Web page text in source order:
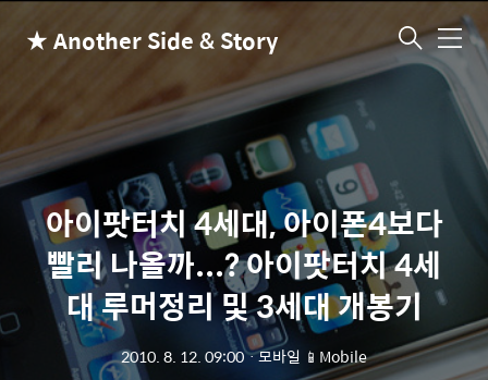
★ Another Side & Story 메
뉴
아이팟터치 4세대, 아이폰4보다
빨리 나올까...? 아이팟터치 4세
대 루머정리 및 3세대 개봉기
2010. 8. 12. 09:00ㆍ모바일 📱Mobile